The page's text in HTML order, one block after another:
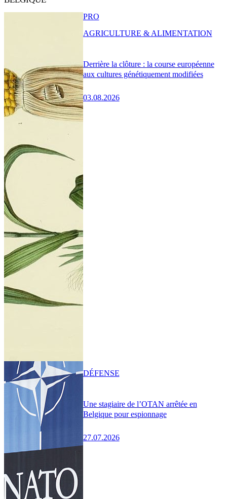
Derrière la clôture : la course européenne
aux cultures génétiquement modifiées
03.08.2026
PRO
AGRICULTURE & ALIMENTATION
Une stagiaire de l’OTAN arrêtée en
Belgique pour espionnage
27.07.2026
DÉFENSE